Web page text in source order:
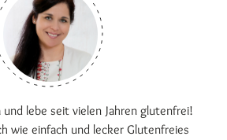
und lebe seit vielen Jahren glutenfrei!
wie einfach und lecker Glutenfreies